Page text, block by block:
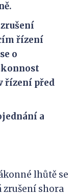
řízení
o
řízení před
a
lhůtě se
zrušení shora